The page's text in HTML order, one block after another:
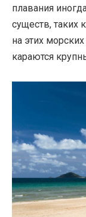
плавания
существ, таких
на этих
караются